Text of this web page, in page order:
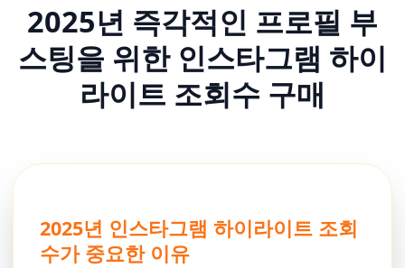
2025년 즉각적인 프로필 부
스팅을 위한 인스타그램 하이
라이트 조회수 구매
2025년 인스타그램 하이라이트 조회
수가 중요한 이유